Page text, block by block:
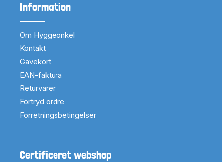
Information
Om Hyggeonkel
Kontakt
Gavekort
EAN-faktura
Returvarer
Fortryd ordre
Forretningsbetingelser
Certificeret webshop